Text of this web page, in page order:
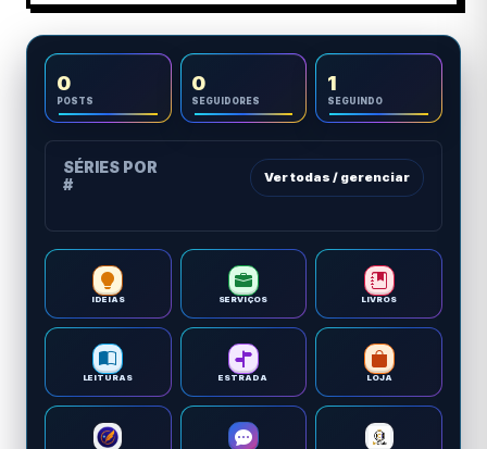
0
POSTS
0
SEGUIDORES
1
SEGUINDO
SÉRIES POR
#
Ver todas / gerenciar
IDEIAS SERVIÇOS LIVROS
LEITURAS ESTRADA LOJA